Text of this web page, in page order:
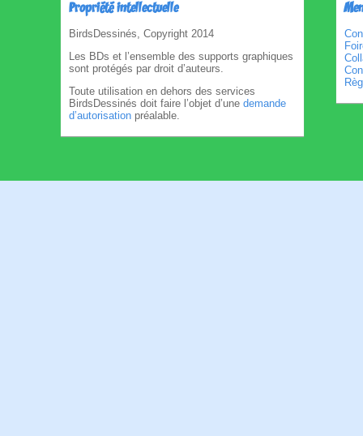
Propriété intellectuelle
BirdsDessinés, Copyright 2014
Les BDs et l’ensemble des supports graphiques
sont protégés par droit d’auteurs.
Toute utilisation en dehors des services
BirdsDessinés doit faire l’objet d’une demande
d’autorisation préalable.